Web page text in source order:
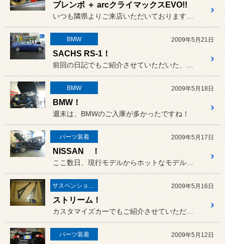
ブレンボ ＋ arcクライマックスEVO!!
いつも隣県よりご来店いただいておりますE90のお客様です。
BMW 2009年5月21日
SACHS RS-1！
前回の日記でもご紹介させていただいた、鮮やかなブルーのE90のお客...
BMW 2009年5月18日
BMW！
週末は、BMWのご入庫が多かったですね！
パーツ装着 2009年5月17日
NISSAN ！
ここ数日、現行モデルからホットなモデルまで日産車のご入庫が多かった...
サスペンション・ボディ関連 2009年5月16日
ストリーム！
カスタマイズカーでもご紹介させていただいております スポーティミニ...
パーツ装着 2009年5月12日